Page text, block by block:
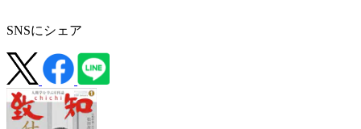
SNSにシェア